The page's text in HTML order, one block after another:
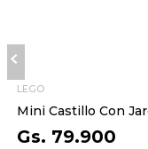
LEGO
Mini Castillo Con
Gs. 79.900
8.
9.
hydrate